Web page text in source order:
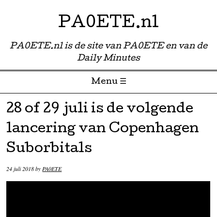
PA0ETE.nl
PA0ETE.nl is de site van PA0ETE en van de
Daily Minutes
Menu ☰
Skip to content
28 of 29 juli is de volgende
lancering van Copenhagen
Suborbitals
24 juli 2018byPA0ETE